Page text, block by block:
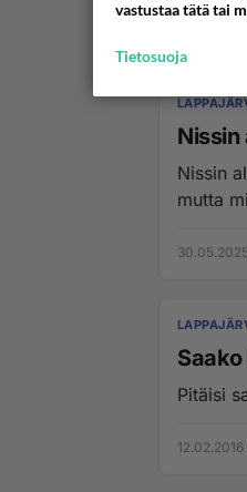
Nissin
mutta
Pitäisi
vastustaa tätä tai
Tietosuoja